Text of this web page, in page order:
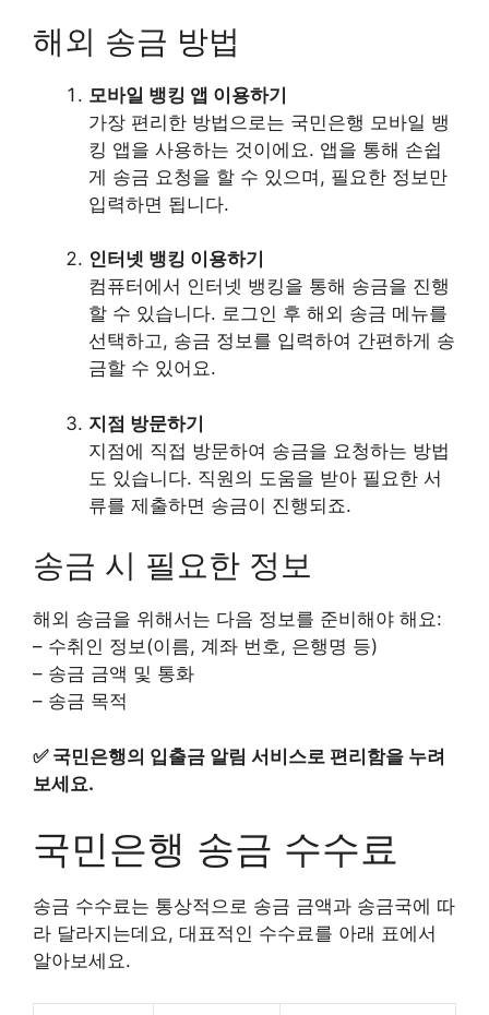
해외 송금 방법
모바일 뱅킹 앱 이용하기
가장 편리한 방법으로는 국민은행 모바일 뱅
킹 앱을 사용하는 것이에요. 앱을 통해 손쉽
게 송금 요청을 할 수 있으며, 필요한 정보만
입력하면 됩니다.
인터넷 뱅킹 이용하기
컴퓨터에서 인터넷 뱅킹을 통해 송금을 진행
할 수 있습니다. 로그인 후 해외 송금 메뉴를
선택하고, 송금 정보를 입력하여 간편하게 송
금할 수 있어요.
지점 방문하기
지점에 직접 방문하여 송금을 요청하는 방법
도 있습니다. 직원의 도움을 받아 필요한 서
류를 제출하면 송금이 진행되죠.
송금 시 필요한 정보
해외 송금을 위해서는 다음 정보를 준비해야 해요:
– 수취인 정보(이름, 계좌 번호, 은행명 등)
– 송금 금액 및 통화
– 송금 목적
✅ 국민은행의 입출금 알림 서비스로 편리함을 누려
보세요.
국민은행 송금 수수료
송금 수수료는 통상적으로 송금 금액과 송금국에 따
라 달라지는데요, 대표적인 수수료를 아래 표에서
알아보세요.